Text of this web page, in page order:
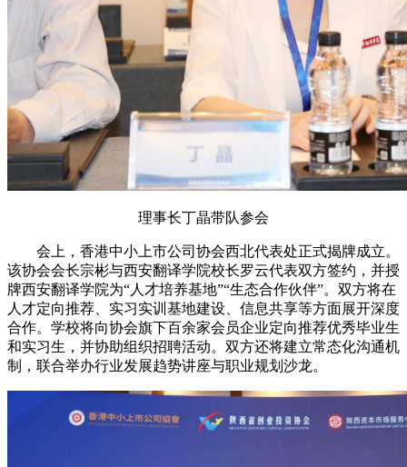
理事长丁晶带队参会
会上，香港中小上市公司协会西北代表处正式揭牌成立。
该协会会长宗彬与西安翻译学院校长罗云代表双方签约，并授
牌西安翻译学院为“人才培养基地”“生态合作伙伴”。双方将在
人才定向推荐、实习实训基地建设、信息共享等方面展开深度
合作。学校将向协会旗下百余家会员企业定向推荐优秀毕业生
和实习生，并协助组织招聘活动。双方还将建立常态化沟通机
制，联合举办行业发展趋势讲座与职业规划沙龙。